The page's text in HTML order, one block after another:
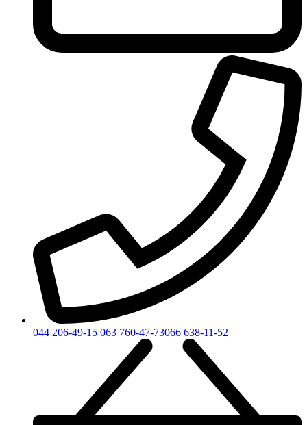
044 206-49-15 063 760-47-73066 638-11-52